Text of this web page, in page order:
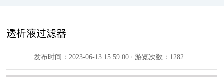
透析液过滤器
发布时间：2023-06-13 15:59:00 游览次数：1282